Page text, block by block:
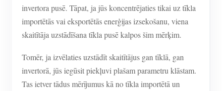
invertora pusē. Tāpat, ja jūs koncentrējaties tikai uz tīkla
importētās vai eksportētās enerģijas izsekošanu, viena
skaitītāja uzstādīšana tīkla pusē kalpos šim mērķim.
Tomēr, ja izvēlaties uzstādīt skaitītājus gan tīklā, gan
invertorā, jūs iegūsit piekļuvi plašam parametru klāstam.
Tas ietver tādus mērījumus kā no tīkla importētā un